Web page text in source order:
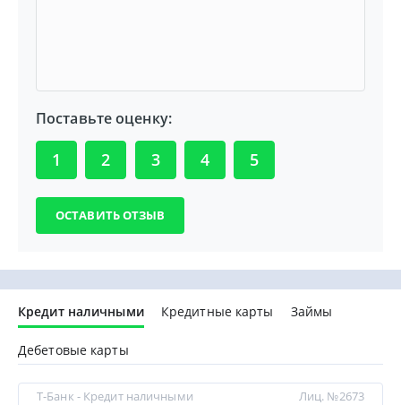
Поставьте оценку:
1 2 3 4 5
Кредит наличными Кредитные карты Займы
Дебетовые карты
Т-Банк - Кредит наличными Лиц. №2673